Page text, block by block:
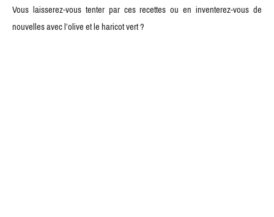
Vous laisserez-vous tenter par ces recettes ou en inventerez-vous de
nouvelles avec l’olive et le haricot vert ?